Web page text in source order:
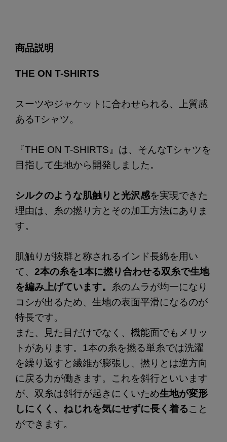
商品説明
THE ON T-SHIRTS
スーツやジャケットに合わせられる、上質感
あるTシャツ。
『THE ON T-SHIRTS』は、そんなTシャツを
目指して生地から開発しました。
シルクのような肌触りと光沢感を実現できた
理由は、糸の撚り方とその加工方法にありま
す。
肌触りが抜群と称されるインド長綿を用い
て、 2本の糸を1本に撚り合わせる双糸で生地
を編み上げています。
糸のムラが均一になり
コシが出るため、生地の表面平滑になるのが
特長です。
また、見た目だけでなく、機能面でもメリッ
トがあります。1本の糸を撚る単糸では洗濯
を繰り返すと繊維が膨張し、撚りとは逆方向
に戻る力が働きます。これを斜行といいます
が、双糸は斜行が起きにくいため生地が変形
しにくく、ねじれを気にせずに長く着ること
ができます。